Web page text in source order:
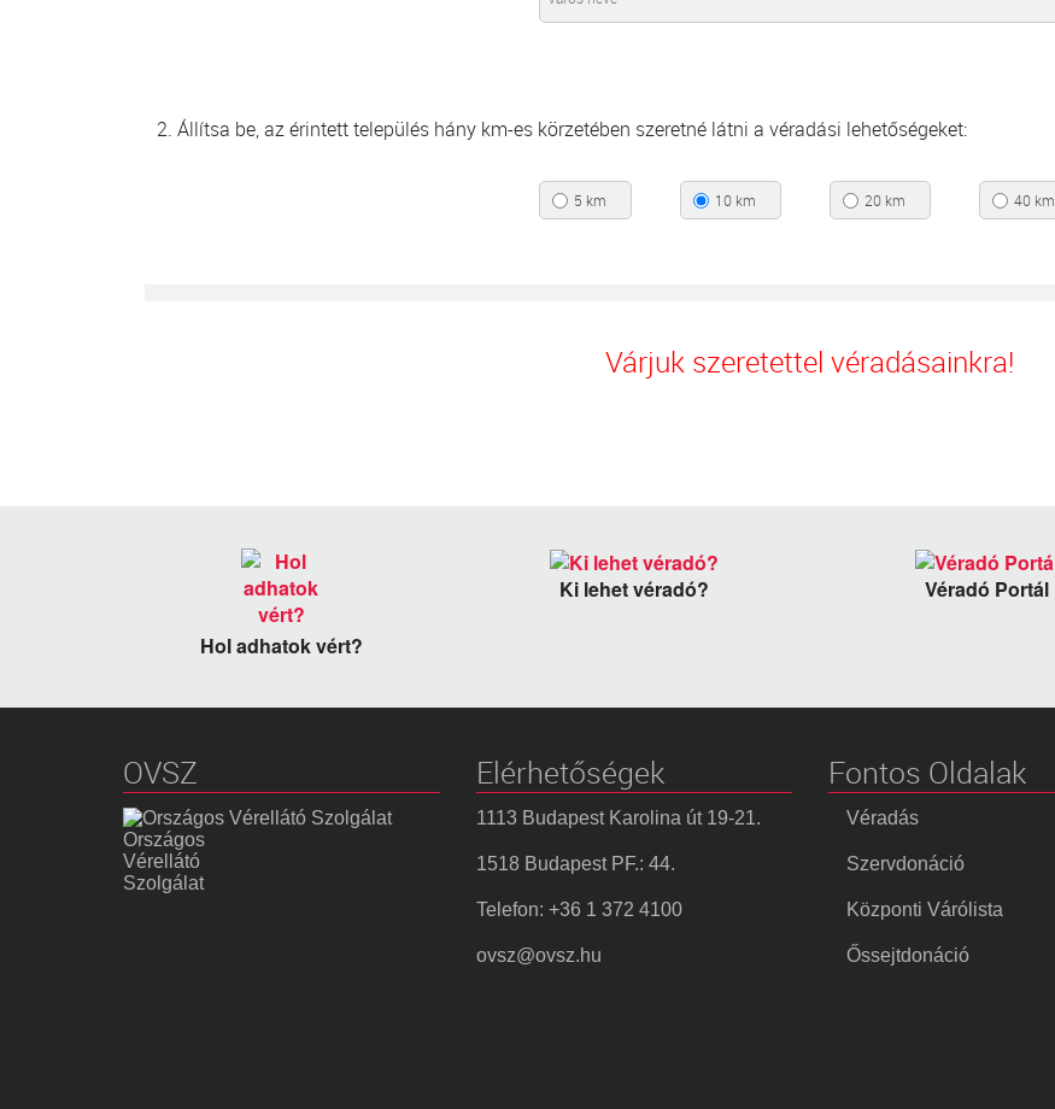
2. Állítsa be, az érintett település hány km-es körzetében szeretné látni a véradási lehetőségeket:
5 km 10 km 20 km 40 km
Várjuk szeretettel véradásainkra!
Hol adhatok vért?
Ki lehet véradó? Véradó Portál
OVSZ
Országos
Vérellátó
Szolgálat
Elérhetőségek
1113 Budapest Karolina út 19-21.
1518 Budapest PF.: 44.
Telefon: +36 1 372 4100
ovsz@ovsz.hu
Fontos Oldalak
Véradás
Szervdonáció
Központi Várólista
Őssejtdonáció